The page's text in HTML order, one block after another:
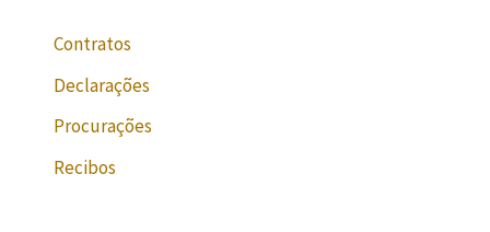
Contratos
Declarações
Procurações
Recibos